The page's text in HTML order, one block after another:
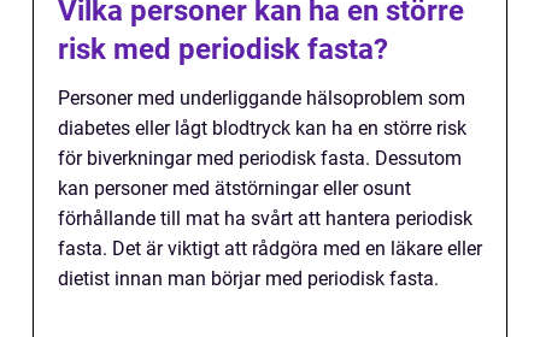
Vilka personer kan ha en större
risk med periodisk fasta?
Personer med underliggande hälsoproblem som
diabetes eller lågt blodtryck kan ha en större risk
för biverkningar med periodisk fasta. Dessutom
kan personer med ätstörningar eller osunt
förhållande till mat ha svårt att hantera periodisk
fasta. Det är viktigt att rådgöra med en läkare eller
dietist innan man börjar med periodisk fasta.